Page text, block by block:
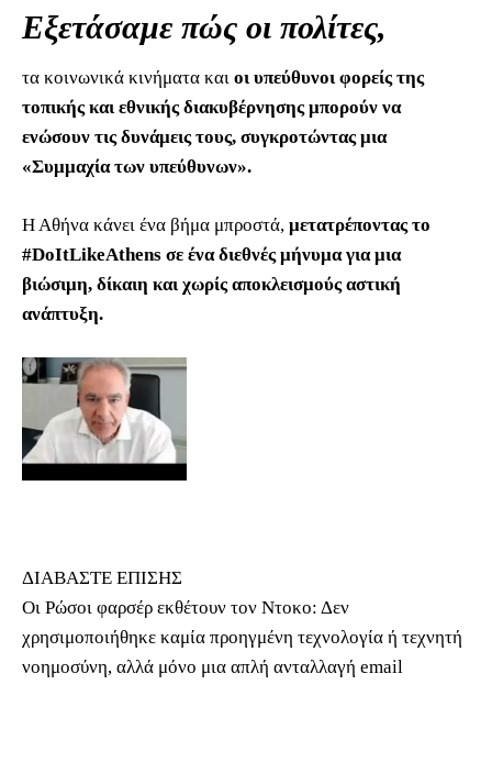
Εξετάσαμε πώς οι πολίτες,
τα κοινωνικά κινήματα και οι υπεύθυνοι φορείς της
τοπικής και εθνικής διακυβέρνησης μπορούν να
ενώσουν τις δυνάμεις τους, συγκροτώντας μια
«Συμμαχία των υπεύθυνων».
Η Αθήνα κάνει ένα βήμα μπροστά, μετατρέποντας το
#DoItLikeAthens σε ένα διεθνές μήνυμα για μια
βιώσιμη, δίκαιη και χωρίς αποκλεισμούς αστική
ανάπτυξη.
ΔΙΑΒΑΣΤΕ ΕΠΙΣΗΣ
Οι Ρώσοι φαρσέρ εκθέτουν τον Ντοκο: Δεν
χρησιμοποιήθηκε καμία προηγμένη τεχνολογία ή τεχνητή
νοημοσύνη, αλλά μόνο μια απλή ανταλλαγή email